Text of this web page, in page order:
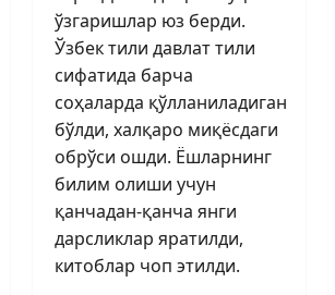
ўзгаришлар юз берди.
Ўзбек тили давлат тили
сифатида барча
соҳаларда қўлланиладиган
бўлди, халқаро миқёсдаги
обрўси ошди. Ёшларнинг
билим олиши учун
қанчадан-қанча янги
дарс­ликлар яратилди,
китоблар чоп этилди.